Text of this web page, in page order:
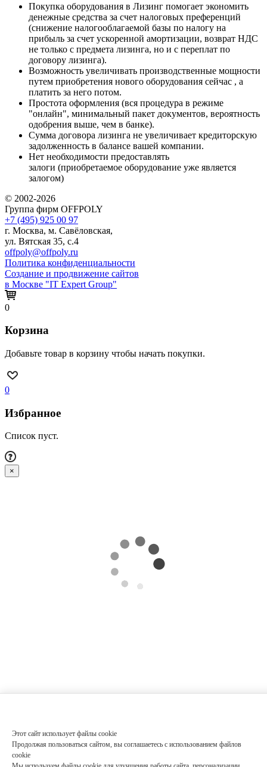
Покупка оборудования в Лизинг помогает экономить
денежные средства за счет налоговых преференций
(снижение налогооблагаемой базы по налогу на
прибыль за счет ускоренной амортизации, возврат НДС
не только с предмета лизинга, но и с переплат по
договору лизинга).
Возможность увеличивать производственные мощности
путем приобретения нового оборудования сейчас , а
платить за него потом.
Простота оформления (вся процедура в режиме
"онлайн", минимальный пакет документов, вероятность
одобрения выше, чем в банке).
Сумма договора лизинга не увеличивает кредиторскую
задолженность в балансе вашей компании.
Нет необходимости предоставлять
залоги (приобретаемое оборудование уже является
залогом)
© 2002-2026
Группа фирм OFFPOLY
+7 (495) 925 00 97
г. Москва, м. Савёловская,
ул. Вятская 35, с.4
offpoly@offpoly.ru
Политика конфиденциальности
Создание и продвижение сайтов
в Москве "IT Expert Group"
Этот сайт использует файлы cookie
Продолжая пользоваться сайтом, вы соглашаетесь с использованием файлов
cookie
0
Корзина
Добавьте товар в корзину чтобы начать покупки.
0
Избранное
Список пуст.
×